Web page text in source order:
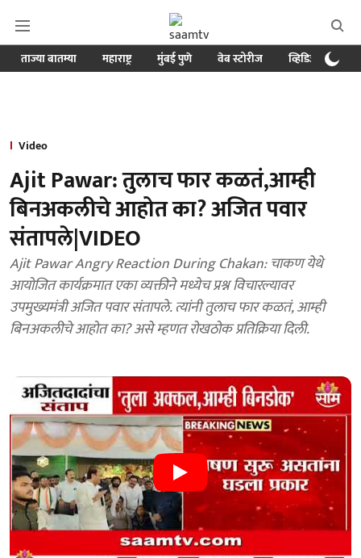
ताज्या बातम्या महाराष्ट्र मुंबई पुणे वेब स्टोरीज व्हिडिओ
Video
Ajit Pawar: तुलाच फार कळतं,आम्ही
बिनअकलीचे आहोत का? अजित पवार
संतापले|VIDEO
Ajit Pawar Angry Reaction During Chakan: चाकण येथे
आयोजित कार्यक्रमात एका व्यक्तीने मध्येच प्रश्न विचारल्यावर
उपमुख्यमंत्री अजित पवार संतापले. त्यांनी तुलाच फार कळतं, आम्ही
बिनअकलीचे आहोत का? असे म्हणत रोखठोक प्रतिक्रिया दिली.